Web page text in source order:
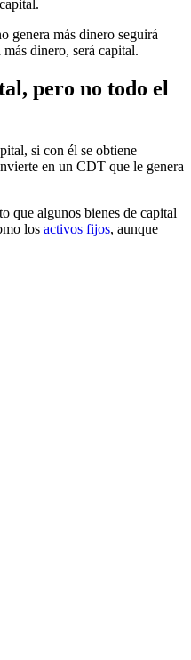
genera más dinero seguirá
dinero, será capital.
pero no todo el
si con él se obtiene
en un CDT que le genera
que algunos bienes de capital
los activos fijos, aunque